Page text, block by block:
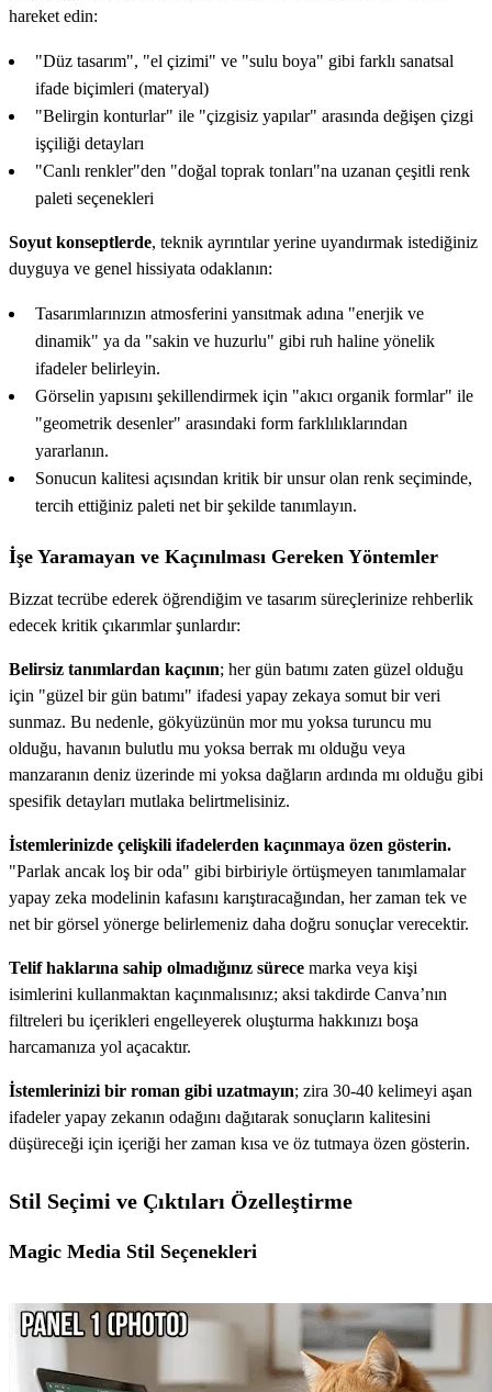
hareket edin:
"Düz tasarım", "el çizimi" ve "sulu boya" gibi farklı sanatsal
ifade biçimleri (materyal)
"Belirgin konturlar" ile "çizgisiz yapılar" arasında değişen çizgi
işçiliği detayları
"Canlı renkler"den "doğal toprak tonları"na uzanan çeşitli renk
paleti seçenekleri
Soyut konseptlerde, teknik ayrıntılar yerine uyandırmak istediğiniz
duyguya ve genel hissiyata odaklanın:
Tasarımlarınızın atmosferini yansıtmak adına "enerjik ve
dinamik" ya da "sakin ve huzurlu" gibi ruh haline yönelik
ifadeler belirleyin.
Görselin yapısını şekillendirmek için "akıcı organik formlar" ile
"geometrik desenler" arasındaki form farklılıklarından
yararlanın.
Sonucun kalitesi açısından kritik bir unsur olan renk seçiminde,
tercih ettiğiniz paleti net bir şekilde tanımlayın.
İşe Yaramayan ve Kaçınılması Gereken Yöntemler
Bizzat tecrübe ederek öğrendiğim ve tasarım süreçlerinize rehberlik
edecek kritik çıkarımlar şunlardır:
Belirsiz tanımlardan kaçının; her gün batımı zaten güzel olduğu
için "güzel bir gün batımı" ifadesi yapay zekaya somut bir veri
sunmaz. Bu nedenle, gökyüzünün mor mu yoksa turuncu mu
olduğu, havanın bulutlu mu yoksa berrak mı olduğu veya
manzaranın deniz üzerinde mi yoksa dağların ardında mı olduğu gibi
spesifik detayları mutlaka belirtmelisiniz.
İstemlerinizde çelişkili ifadelerden kaçınmaya özen gösterin.
"Parlak ancak loş bir oda" gibi birbiriyle örtüşmeyen tanımlamalar
yapay zeka modelinin kafasını karıştıracağından, her zaman tek ve
net bir görsel yönerge belirlemeniz daha doğru sonuçlar verecektir.
Telif haklarına sahip olmadığınız sürece marka veya kişi
isimlerini kullanmaktan kaçınmalısınız; aksi takdirde Canva’nın
filtreleri bu içerikleri engelleyerek oluşturma hakkınızı boşa
harcamanıza yol açacaktır.
İstemlerinizi bir roman gibi uzatmayın; zira 30-40 kelimeyi aşan
ifadeler yapay zekanın odağını dağıtarak sonuçların kalitesini
düşüreceği için içeriği her zaman kısa ve öz tutmaya özen gösterin.
Stil Seçimi ve Çıktıları Özelleştirme
Magic Media Stil Seçenekleri